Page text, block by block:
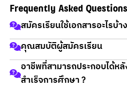
Frequently Asked
สมัครเรียนใช้เอกสารอะไรบ้า
สำเนาบัตรประชาชน
สำเนาทะเบียนบ้าน
วุฒิการศึกษา
คุณสมบัติผู้สมัครเรียน
เป็นผู้จบการศึกษาในวุฒิ ม.6 / กศ
อาชีพที่สามารถประกอบได้ห
สำเร็จการศึกษา ?